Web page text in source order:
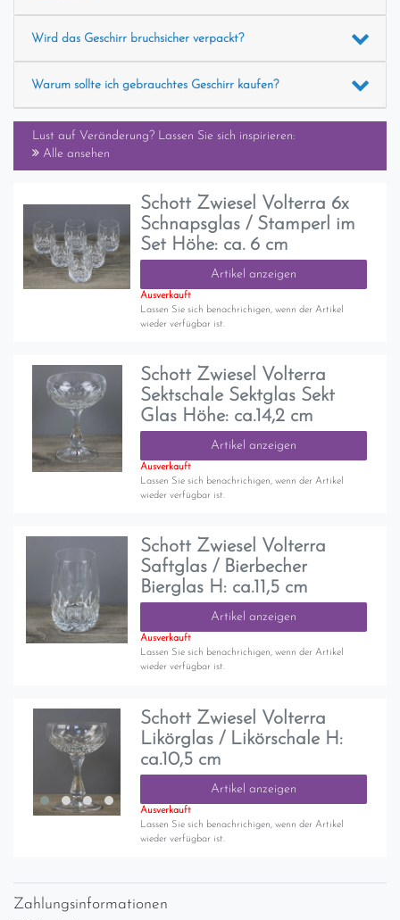
Wird das Geschirr bruchsicher verpackt?
Warum sollte ich gebrauchtes Geschirr kaufen?
Lust auf Veränderung? Lassen Sie sich inspirieren:
Alle ansehen
Schott Zwiesel Volterra 6x
Schnapsglas / Stamperl im
Set Höhe: ca. 6 cm
Artikel anzeigen
Ausverkauft
Lassen Sie sich benachrichigen, wenn der Artikel
wieder verfügbar ist.
Schott Zwiesel Volterra
Sektschale Sektglas Sekt
Glas Höhe: ca.14,2 cm
Artikel anzeigen
Ausverkauft
Lassen Sie sich benachrichigen, wenn der Artikel
wieder verfügbar ist.
Schott Zwiesel Volterra
Saftglas / Bierbecher
Bierglas H: ca.11,5 cm
Artikel anzeigen
Ausverkauft
Lassen Sie sich benachrichigen, wenn der Artikel
wieder verfügbar ist.
Schott Zwiesel Volterra
Likörglas / Likörschale H:
ca.10,5 cm
Artikel anzeigen
Ausverkauft
Lassen Sie sich benachrichigen, wenn der Artikel
wieder verfügbar ist.
Zahlungsinformationen